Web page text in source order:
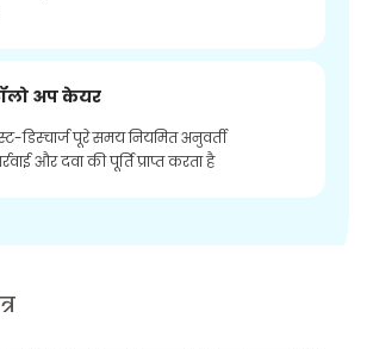
अप केयर
डिस्चार्ज पूरे समय नियमित अनुवर्ती
और दवा की पूर्ति प्राप्त करता है